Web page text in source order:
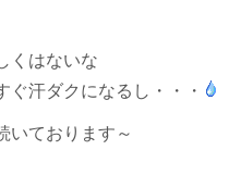
くはないな
ぐ汗ダクになるし・・・
いております～